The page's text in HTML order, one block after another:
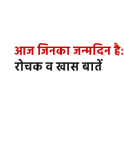
आज जिनका जन्मदिन है:
रोचक व खास बातें